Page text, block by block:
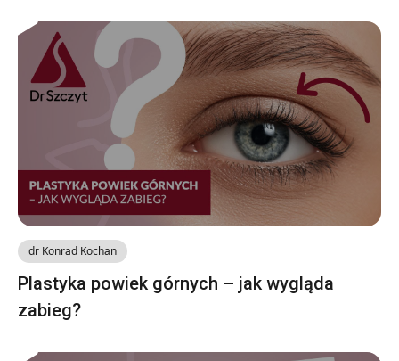
dr Konrad Kochan
Plastyka powiek górnych – jak wygląda
zabieg?